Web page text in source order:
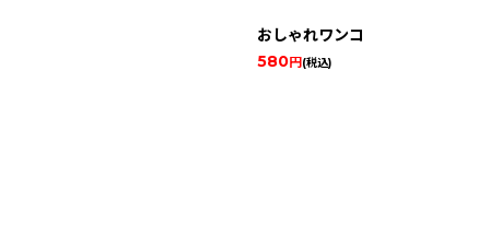
おしゃれワンコ
580円 (税込)